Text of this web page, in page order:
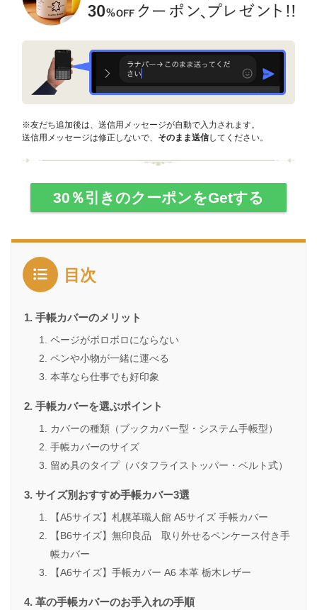
※友だち追加後は、送信用メッセージが自動で入力されます。
送信用メッセージは修正しないで、 そのまま送信してください。
30％引きのクーポンをGetする
目次
手帳カバーのメリット
ページがボロボロにならない
ペンや小物が一緒に運べる
本革なら仕事でも好印象
手帳カバーを選ぶポイント
カバーの種類（ブックカバー型・システム手帳型）
手帳カバーのサイズ
留め具のタイプ（バタフライストッパー・ベルト式）
サイズ別おすすめ手帳カバー3選
【A5サイズ】札幌革職人館 A5サイズ 手帳カバー
【B6サイズ】無印良品 取り外せるペンケース付き手
帳カバー
【A6サイズ】手帳カバー A6 本革 栃木レザー
革の手帳カバーのお手入れの手順